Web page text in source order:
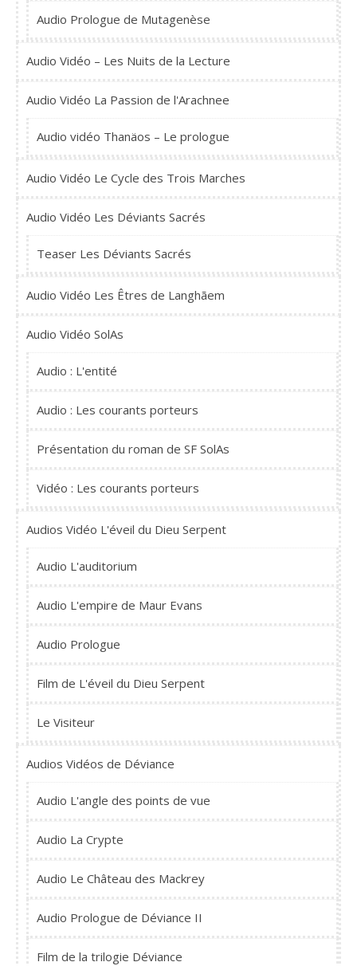
Audio Prologue de Mutagenèse
Audio Vidéo – Les Nuits de la Lecture
Audio Vidéo La Passion de l'Arachnee
Audio vidéo Thanäos – Le prologue
Audio Vidéo Le Cycle des Trois Marches
Audio Vidéo Les Déviants Sacrés
Teaser Les Déviants Sacrés
Audio Vidéo Les Êtres de Langhãem
Audio Vidéo SolAs
Audio : L'entité
Audio : Les courants porteurs
Présentation du roman de SF SolAs
Vidéo : Les courants porteurs
Audios Vidéo L'éveil du Dieu Serpent
Audio L'auditorium
Audio L'empire de Maur Evans
Audio Prologue
Film de L'éveil du Dieu Serpent
Le Visiteur
Audios Vidéos de Déviance
Audio L'angle des points de vue
Audio La Crypte
Audio Le Château des Mackrey
Audio Prologue de Déviance II
Film de la trilogie Déviance